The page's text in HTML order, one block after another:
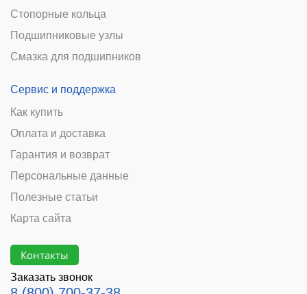
Стопорные кольца
Подшипниковые узлы
Смазка для подшипников
Сервис и поддержка
Как купить
Оплата и доставка
Гарантия и возврат
Персональные данные
Полезные статьи
Карта сайта
Контакты
Заказать звонок